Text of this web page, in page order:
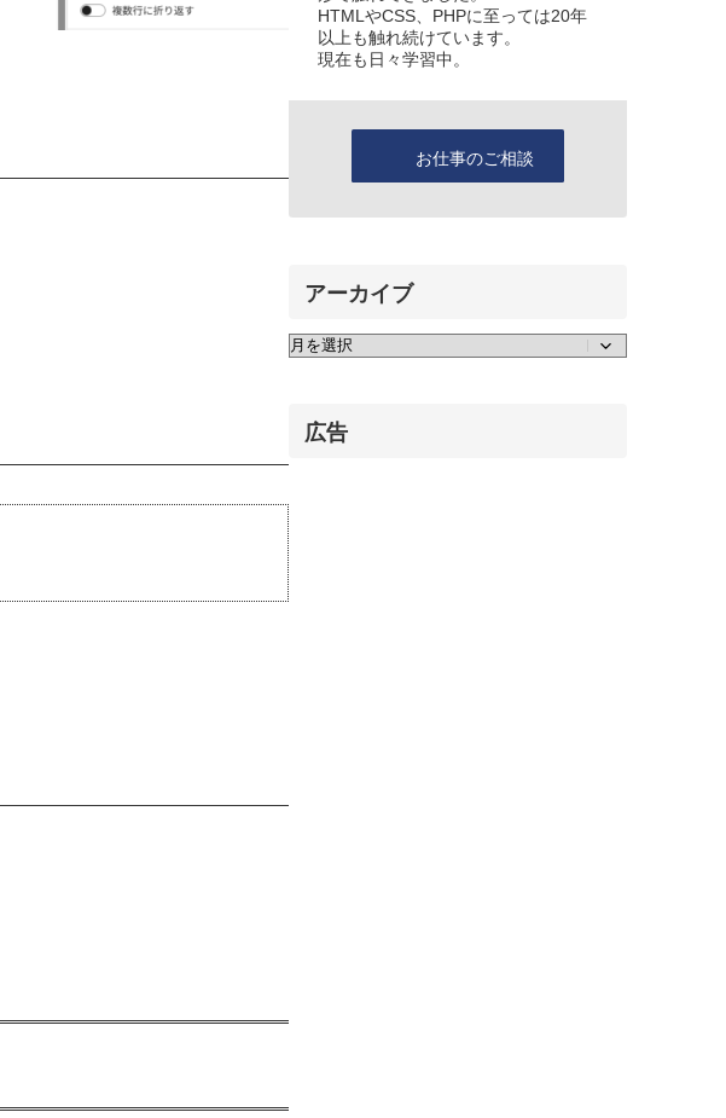
HTMLやCSS、PHPに至っては20年
以上も触れ続けています。
現在も日々学習中。
お仕事のご相談
アーカイブ
ア
ブ
広告